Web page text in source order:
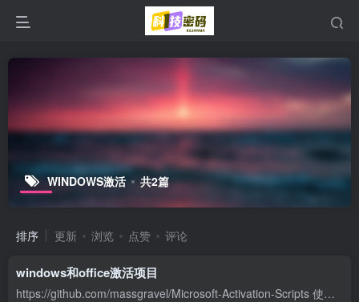
WINDOWS激活 共2篇
排序 更新 浏览 点赞 评论
windows和office激活项目
https://github.com/massgravel/Microsoft-Activation-Scripts 使用视频： https://www.youtube.com/watch?v=sqPEUGZT9n0